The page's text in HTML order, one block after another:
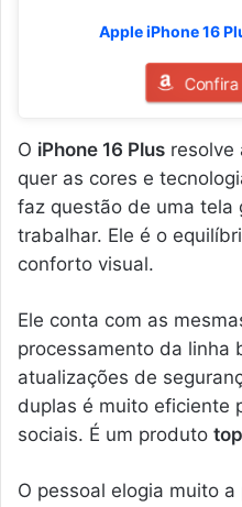
Apple iPhone 16
O iPhone 16 Plus resolve
quer as cores e
faz questão de uma tela
trabalhar. Ele é o
conforto visual.
Ele conta com as
processamento da linha
atualizações de
duplas é muito eficiente
sociais. É um produto
O pessoal elogia muito